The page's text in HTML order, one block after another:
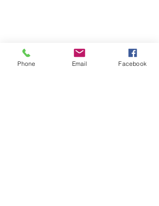
Phone Email Facebook